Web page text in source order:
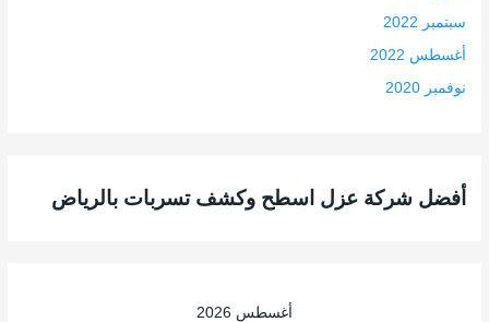
سبتمبر 2022
أغسطس 2022
نوفمبر 2020
أفضل شركة عزل اسطح وكشف تسربات بالرياض
أغسطس 2026